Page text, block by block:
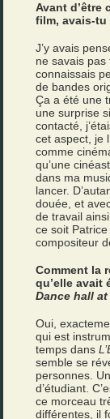
Avant d’être
film, avais-tu
J’y avais
ne savais pas
connaissais
de bandes
Ça a été une
une surprise
contacté,
cet aspect, je
comme
qu’une
dans ma
lancer.
douée, et
de travail
ce soit Patrice
compositeur
Comment la
qu’elle avait
Dance hall
Oui,
qui est
temps dans
semble se
personnes.
d’étudiant.
ce morceau
différentes, il